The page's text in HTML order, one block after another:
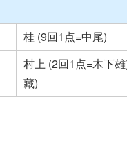
桂 (9回1点=中尾)
村上 (2回1点=木下
藏)